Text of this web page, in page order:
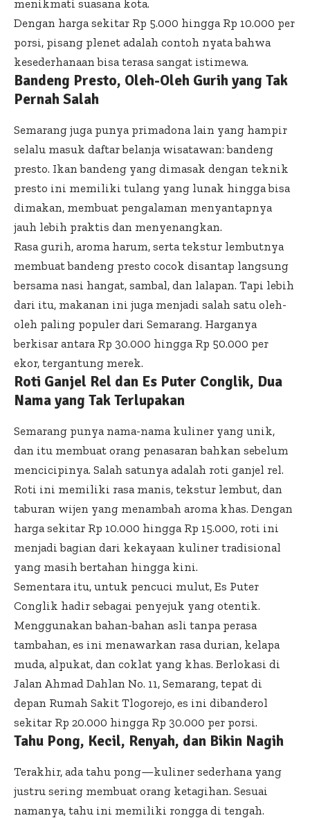
menikmati suasana kota.
Dengan harga sekitar Rp 5.000 hingga Rp 10.000 per
porsi, pisang plenet adalah contoh nyata bahwa
kesederhanaan bisa terasa sangat istimewa.
Bandeng Presto, Oleh-Oleh Gurih yang Tak
Pernah Salah
Semarang juga punya primadona lain yang hampir
selalu masuk daftar belanja wisatawan: bandeng
presto. Ikan bandeng yang dimasak dengan teknik
presto ini memiliki tulang yang lunak hingga bisa
dimakan, membuat pengalaman menyantapnya
jauh lebih praktis dan menyenangkan.
Rasa gurih, aroma harum, serta tekstur lembutnya
membuat bandeng presto cocok disantap langsung
bersama nasi hangat, sambal, dan lalapan. Tapi lebih
dari itu, makanan ini juga menjadi salah satu oleh-
oleh paling populer dari Semarang. Harganya
berkisar antara Rp 30.000 hingga Rp 50.000 per
ekor, tergantung merek.
Roti Ganjel Rel dan Es Puter Conglik, Dua
Nama yang Tak Terlupakan
Semarang punya nama-nama kuliner yang unik,
dan itu membuat orang penasaran bahkan sebelum
mencicipinya. Salah satunya adalah roti ganjel rel.
Roti ini memiliki rasa manis, tekstur lembut, dan
taburan wijen yang menambah aroma khas. Dengan
harga sekitar Rp 10.000 hingga Rp 15.000, roti ini
menjadi bagian dari kekayaan kuliner tradisional
yang masih bertahan hingga kini.
Sementara itu, untuk pencuci mulut, Es Puter
Conglik hadir sebagai penyejuk yang otentik.
Menggunakan bahan-bahan asli tanpa perasa
tambahan, es ini menawarkan rasa durian, kelapa
muda, alpukat, dan coklat yang khas. Berlokasi di
Jalan Ahmad Dahlan No. 11, Semarang, tepat di
depan Rumah Sakit Tlogorejo, es ini dibanderol
sekitar Rp 20.000 hingga Rp 30.000 per porsi.
Tahu Pong, Kecil, Renyah, dan Bikin Nagih
Terakhir, ada tahu pong—kuliner sederhana yang
justru sering membuat orang ketagihan. Sesuai
namanya, tahu ini memiliki rongga di tengah.